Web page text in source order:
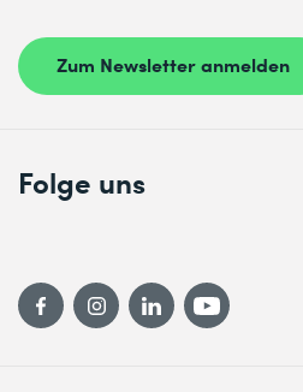
Zum Newsletter anmelden
Folge uns